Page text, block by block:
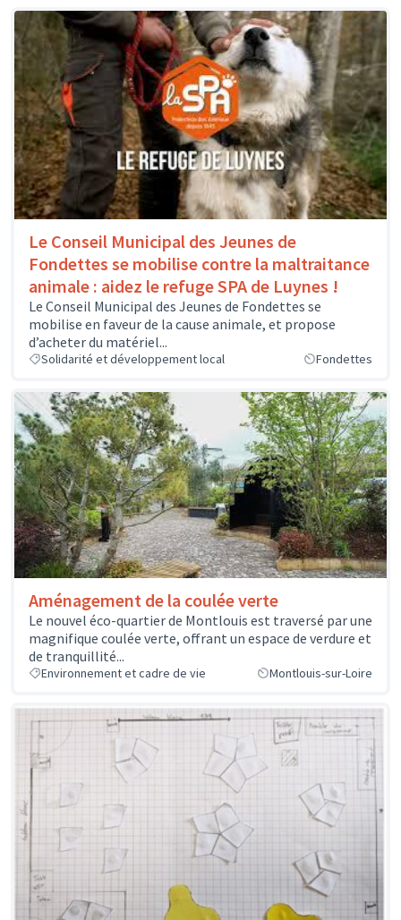
Le Conseil Municipal des Jeunes de
Fondettes se mobilise contre la maltraitance
animale : aidez le refuge SPA de Luynes !
Le Conseil Municipal des Jeunes de Fondettes se
mobilise en faveur de la cause animale, et propose
d’acheter du matériel...
Solidarité et développement local Fondettes
Aménagement de la coulée verte
Le nouvel éco-quartier de Montlouis est traversé par une
magnifique coulée verte, offrant un espace de verdure et
de tranquillité...
Environnement et cadre de vie Montlouis-sur-Loire